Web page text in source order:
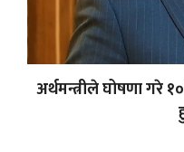
अर्थमन्त्रीले घोषणा गरे